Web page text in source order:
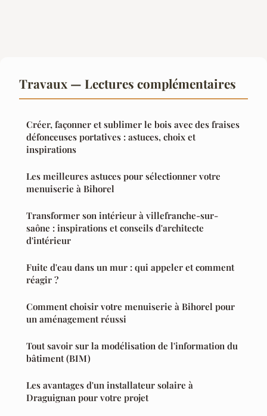
Travaux — Lectures complémentaires
Créer, façonner et sublimer le bois avec des fraises
défonceuses portatives : astuces, choix et
inspirations
Les meilleures astuces pour sélectionner votre
menuiserie à Bihorel
Transformer son intérieur à villefranche-sur-
saône : inspirations et conseils d'architecte
d'intérieur
Fuite d'eau dans un mur : qui appeler et comment
réagir ?
Comment choisir votre menuiserie à Bihorel pour
un aménagement réussi
Tout savoir sur la modélisation de l'information du
bâtiment (BIM)
Les avantages d'un installateur solaire à
Draguignan pour votre projet